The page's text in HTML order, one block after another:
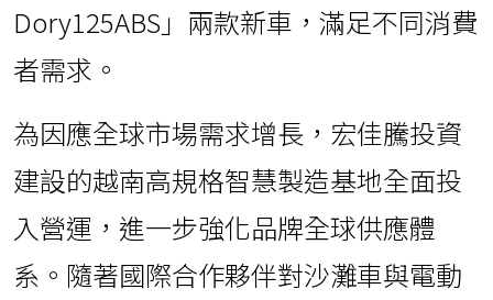
Dory125ABS」兩款新車，滿足不同消費
者需求。
為因應全球市場需求增長，宏佳騰投資
建設的越南高規格智慧製造基地全面投
入營運，進一步強化品牌全球供應體
系。隨著國際合作夥伴對沙灘車與電動